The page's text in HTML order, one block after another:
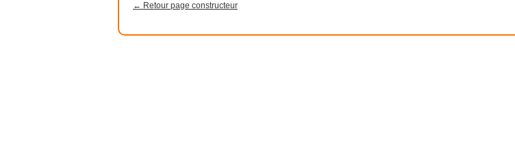
← Retour page constructeur